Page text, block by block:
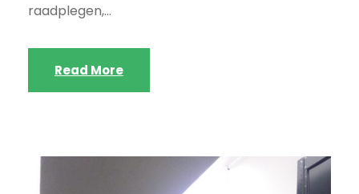
raadplegen,...
Read More